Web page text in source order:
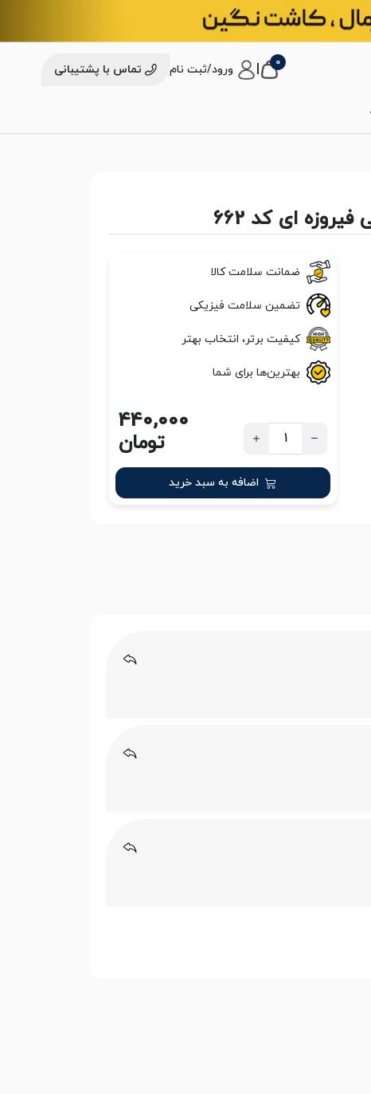
0 ورود/ثبت نام تماس با پشتیبانی
ای کد 662
ضمانت سلامت کالا
تضمین سلامت فیزیکی
کیفیت برتر، انتخاب بهتر
بهترین‌ها برای شما
440,000
تومان
اضافه به سبد خرید